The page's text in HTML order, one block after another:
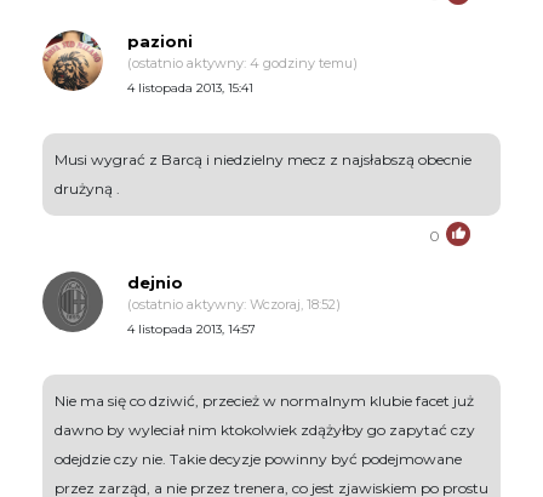
pazioni
(ostatnio aktywny: 4 godziny temu)
4 listopada 2013, 15:41
Musi wygrać z Barcą i niedzielny mecz z najsłabszą obecnie
drużyną .
0
dejnio
(ostatnio aktywny: Wczoraj, 18:52)
4 listopada 2013, 14:57
Nie ma się co dziwić, przecież w normalnym klubie facet już
dawno by wyleciał nim ktokolwiek zdążyłby go zapytać czy
odejdzie czy nie. Takie decyzje powinny być podejmowane
przez zarząd, a nie przez trenera, co jest zjawiskiem po prostu